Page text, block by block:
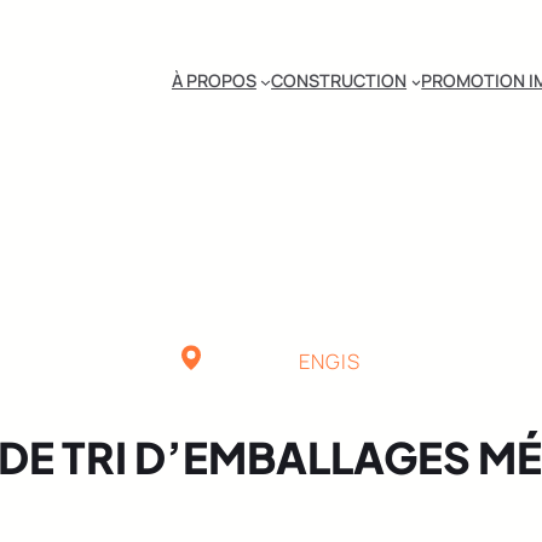
À PROPOS CONSTRUCTION PROMOTION
ENGIS
TRI D’EMBALLAGES